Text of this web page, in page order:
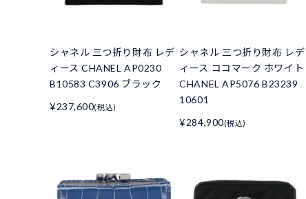
シャネル 三つ折り財布 レデ
ィース CHANEL AP0230
B10583 C3906 ブラック
¥237,600(税込)
シャネル 三つ折り財布 レデ
ィース ココマーク ホワイト
CHANEL AP5076 B23239
10601
¥284,900(税込)